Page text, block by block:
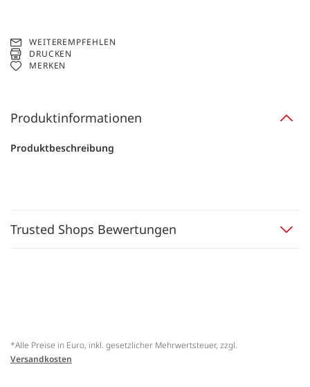
WEITEREMPFEHLEN
DRUCKEN
MERKEN
Produktinformationen
Produktbeschreibung
Trusted Shops Bewertungen
*Alle Preise in Euro, inkl. gesetzlicher Mehrwertsteuer, zzgl.
Versandkosten